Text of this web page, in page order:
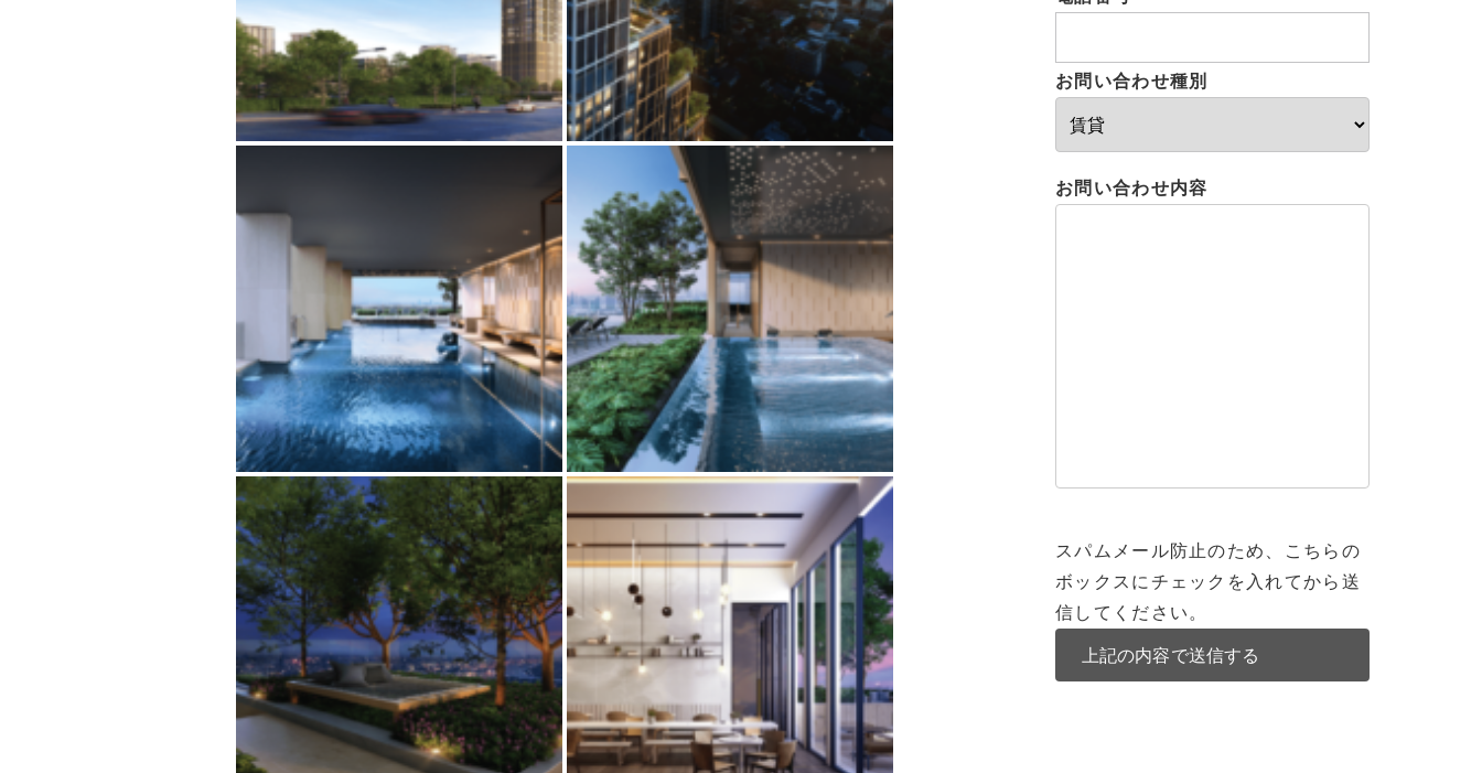
お問い合わせ種別
お問い合わせ内容
スパムメール防止のため、こちらの
ボックスにチェックを入れてから送
信してください。